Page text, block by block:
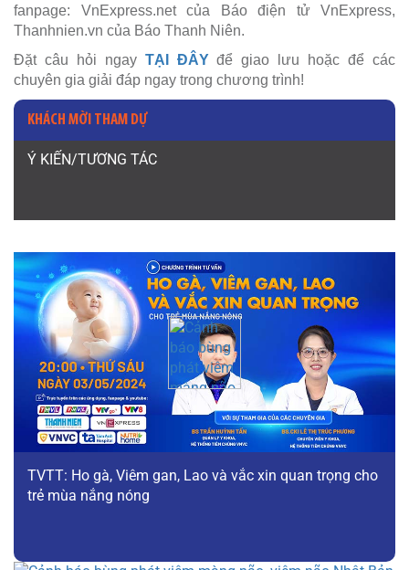
fanpage: VnExpress.net của Báo điện tử VnExpress,
Thanhnien.vn của Báo Thanh Niên.
Đặt câu hỏi ngay TẠI ĐÂYđể giao lưu hoặc để các
chuyên gia giải đáp ngay trong chương trình!
KHÁCH MỜI THAM DỰ
Ý KIẾN/TƯƠNG TÁC
TVTT: Ho gà, Viêm gan, Lao và vắc xin quan trọng cho
trẻ mùa nắng nóng